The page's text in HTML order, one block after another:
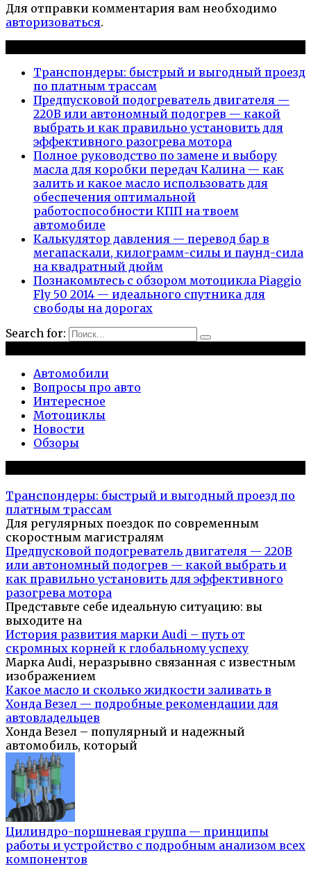
Для отправки комментария вам необходимо
авторизоваться.
Транспондеры: быстрый и выгодный проезд
по платным трассам
Предпусковой подогреватель двигателя —
220В или автономный подогрев — какой
выбрать и как правильно установить для
эффективного разогрева мотора
Полное руководство по замене и выбору
масла для коробки передач Калина — как
залить и какое масло использовать для
обеспечения оптимальной
работоспособности КПП на твоем
автомобиле
Калькулятор давления — перевод бар в
мегапаскали, килограмм-силы и паунд-сила
на квадратный дюйм
Познакомьтесь с обзором мотоцикла Piaggio
Fly 50 2014 — идеального спутника для
свободы на дорогах
Search for:
Автомобили
Вопросы про авто
Интересное
Мотоциклы
Новости
Обзоры
Транспондеры: быстрый и выгодный проезд по
платным трассам
Для регулярных поездок по современным
скоростным магистралям
Предпусковой подогреватель двигателя — 220В
или автономный подогрев — какой выбрать и
как правильно установить для эффективного
разогрева мотора
Представьте себе идеальную ситуацию: вы
выходите на
История развития марки Audi – путь от
скромных корней к глобальному успеху
Марка Audi, неразрывно связанная с известным
изображением
Какое масло и сколько жидкости заливать в
Хонда Везел — подробные рекомендации для
автовладельцев
Хонда Везел – популярный и надежный
автомобиль, который
Цилиндро-поршневая группа — принципы
работы и устройство с подробным анализом всех
компонентов